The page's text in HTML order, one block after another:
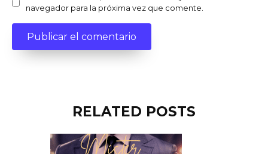
navegador para la próxima vez que comente.
RELATED POSTS